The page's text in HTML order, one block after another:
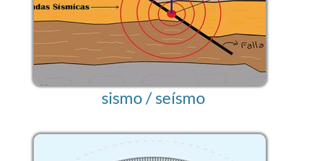
sismo / seísmo